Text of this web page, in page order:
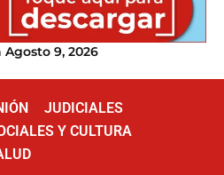
Agosto 9, 2026
JUDICIALES
Y CULTURA